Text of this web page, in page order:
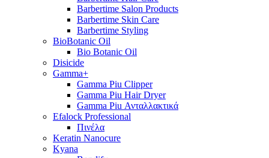
Barbertime Salon Products
Barbertime Skin Care
Barbertime Styling
BioBotanic Oil
Bio Botanic Oil
Disicide
Gamma+
Gamma Piu Clipper
Gamma Piu Hair Dryer
Gamma Piu Ανταλλακτικά
Efalock Professional
Πινέλα
Keratin Nanocure
Kyana